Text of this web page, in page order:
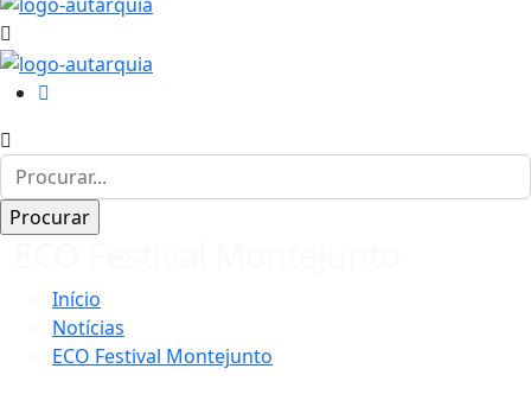
Início
Notícias
ECO Festival Montejunto